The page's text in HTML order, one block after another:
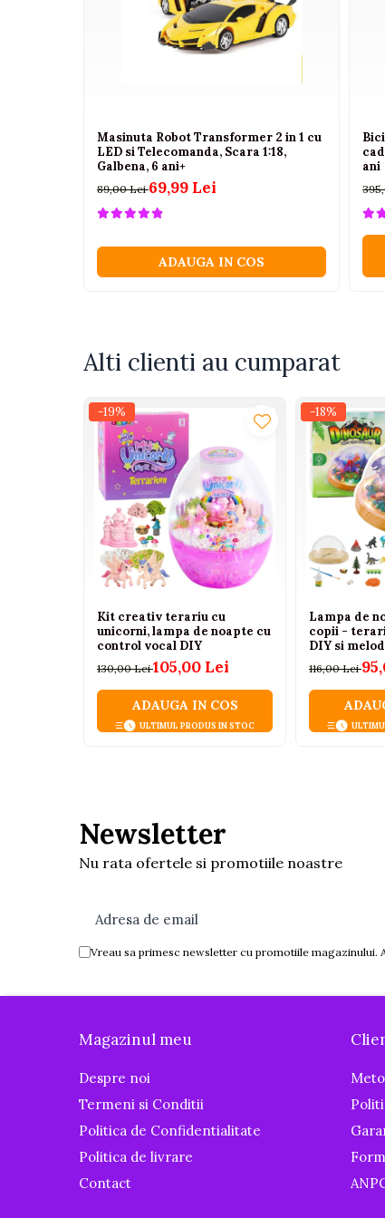
Scaune de masa
Accesorii pentru hranire
Seturi de hranire
Cani, pahare si accesorii
Suzete si accesorii
Incalzitoare pentru biberoane si
Igiena si ingrijire
Baia bebelusului
Halate de baie
Aspiratoare nazale si filtre
Olite si reductoare WC
Scutece si accesorii
Pentru Mamici
Ingrijire cosmetica mamici
Masinuta Robot Transformer 2 in 1 cu
LED si Telecomanda, Scara 1:18,
Galbena, 6 ani+
89,00 Lei69,99 Lei
ADAUGA IN COS
ani
Alti clienti au cumparat
-19%
Kit creativ terariu cu
unicorni, lampa de noapte cu
control vocal DIY
130,00 Lei105,00 Lei
ADAUGA IN COS
ULTIMUL PRODUS IN STOC
-18%
Lampa de
copii -
DIY si
116,00 Lei
Newsletter
Nu rata ofertele si promotiile noastre
Vreau sa primesc newsletter cu promotiile magazinului.
Magazinul meu
Despre noi
Termeni si Conditii
Politica de Confidentialitate
Politica de livrare
Contact